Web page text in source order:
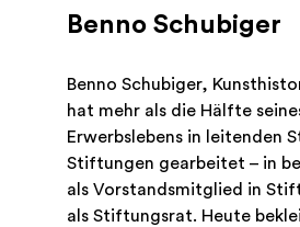
Benno Schubiger
Benno Schubiger,
hat mehr als die Hälfte
Erwerbslebens in leitenden
Stiftungen gearbeitet – in
als Vorstandsmitglied in
als Stiftungsrat. Heute